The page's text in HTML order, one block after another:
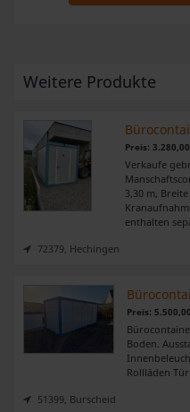
Weitere Produkte
Preis:
Verkaufe
3,30 m,
enthalten
72379, Hechingen
Preis:
Boden.
Rollläden
51399, Burscheid